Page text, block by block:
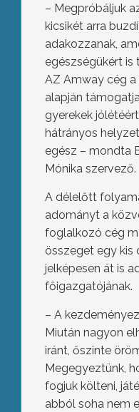
– Megpróbáljuk
kicsikét arra
adakozzanak,
egészségükért is
AZ Amway cég
alapján
gyerekek
hátrányos
egész – mondta
Mónika szervező.
A délelőtt
adományt a
foglalkozó cég
összeget egy kis
jelképesen át is
főigazgatójának.
– A
Miután nagyon
iránt, őszinte
Megegyeztünk,
fogjuk költeni,
abból soha nem